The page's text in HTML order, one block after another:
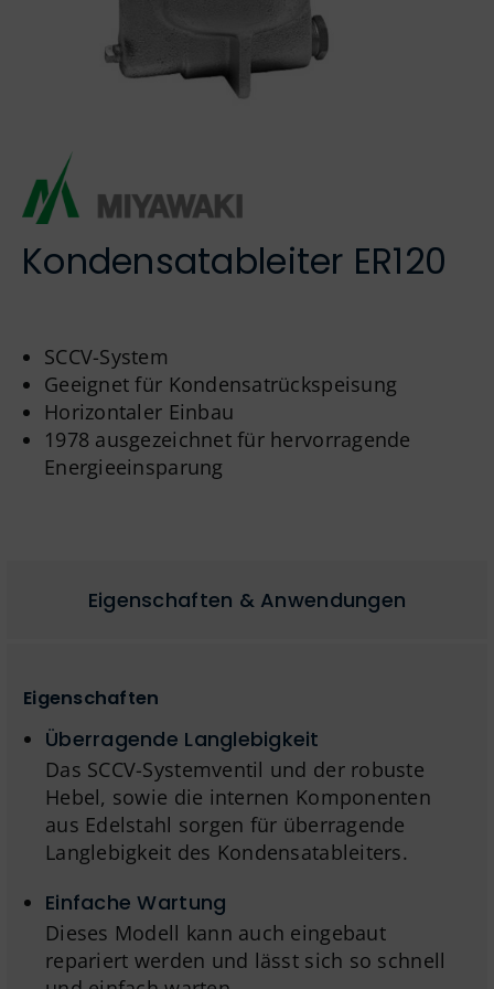
Kondensatableiter ER120
SCCV-System
Geeignet für Kondensat­rückspeisung
Horizontaler Einbau
1978 ausgezeichnet für hervorragende
Energieeinsparung
Eigenschaften & Anwendungen
Eigenschaften
Überragende Langlebigkeit
Das SCCV-Systemventil und der robuste
Hebel, sowie die internen Komponenten
aus Edelstahl sorgen für überragende
Langlebigkeit des Kondensatableiters.
Einfache Wartung
Dieses Modell kann auch eingebaut
repariert werden und lässt sich so schnell